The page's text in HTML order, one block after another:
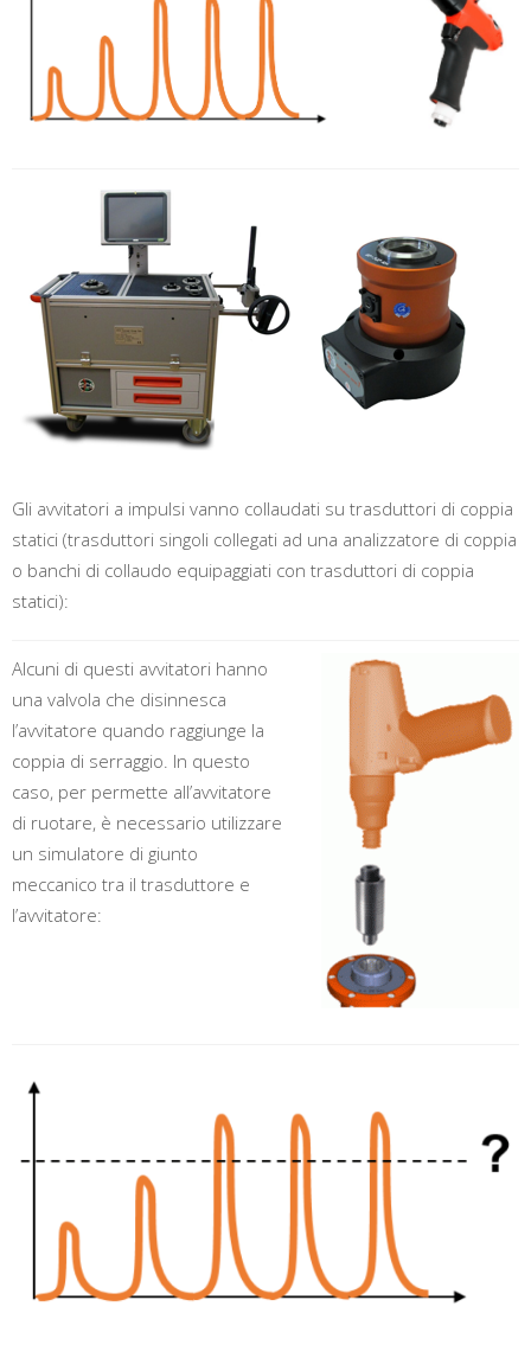
Gli avvitatori a impulsi vanno collaudati su trasduttori di coppia
statici (trasduttori singoli collegati ad una analizzatore di coppia
o banchi di collaudo equipaggiati con trasduttori di coppia
statici):
Alcuni di questi avvitatori hanno
una valvola che disinnesca
l’avvitatore quando raggiunge la
coppia di serraggio. In questo
caso, per permette all’avvitatore
di ruotare, è necessario utilizzare
un simulatore di giunto
meccanico tra il trasduttore e
l’avvitatore: